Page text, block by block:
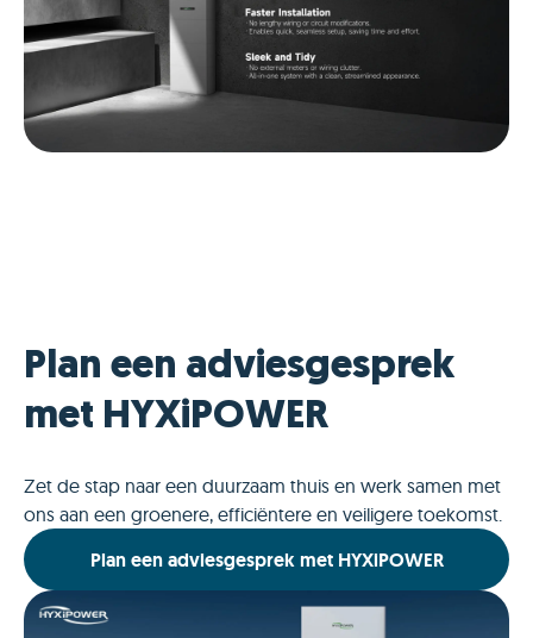
Plan een adviesgesprek
met HYXiPOWER
Zet de stap naar een duurzaam thuis en werk samen met
ons aan een groenere, efficiëntere en veiligere toekomst.
Plan een adviesgesprek met HYXiPOWER